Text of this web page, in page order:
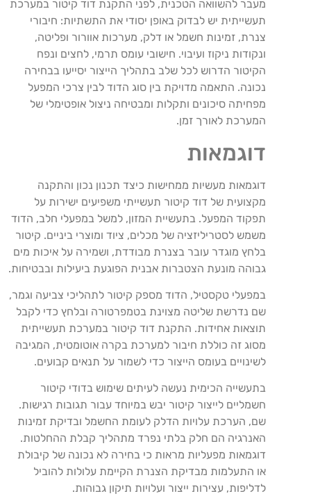
מעבר להשוואה הטכנית, לפני התקנת דוד קיטור במערכת
תעשייתית יש לבדוק באופן יסודי את התשתיות: חיבורי
צנרת, זמינות חשמל או דלק, מערכות אוורור ופליטה,
ונקודות ניקוז ועיבוי. חישובי עומס תרמי, לחצים ונפח
הקיטור הדרוש לכל שלב בתהליך הייצור יסייעו בבחירה
נכונה. התאמה מדויקת בין סוג הדוד לבין צרכי המפעל
מפחיתה סיכונים ותקלות ומבטיחה ניצול אופטימלי של
המערכת לאורך זמן.
דוגמאות
דוגמאות מעשיות ממחישות כיצד תכנון נכון והתקנה
מקצועית של דוד קיטור תעשייתי משפיעים ישירות על
תפקוד המפעל. בתעשיית המזון, למשל במפעלי חלב, הדוד
משמש לסטריליזציה של מכלים, ציוד ומוצרי ביניים. קיטור
בלחץ מוגדר עובר בצנרת מבודדת, ושמירה על איכות מים
גבוהה מונעת הצטברות אבנית הפוגעת ביעילות ובבטיחות.
במפעלי טקסטיל, הדוד מספק קיטור לתהליכי צביעה וגמר,
שם נדרשת שליטה מצוינת בטמפרטורה ובלחץ כדי לקבל
תוצאות אחידות. התקנת דוד קיטור במערכת תעשייתית
מסוג זה כוללת חיבור למערכת בקרה אוטומטית, המגיבה
לשינויים בעומס הייצור כדי לשמור על תנאים קבועים.
בתעשייה הכימית נעשה לעיתים שימוש בדודי קיטור
חשמליים לייצור קיטור יבש במיוחד עבור תגובות רגישות.
שם, הערכת עלויות הדלק לעומת החשמל ובדיקת זמינות
האנרגיה הם חלק בלתי נפרד מתהליך קבלת ההחלטות.
דוגמאות מפעליות מראות כי בחירה לא נכונה של קיבולת
או התעלמות מבדיקת הצנרת הקיימת עלולות להוביל
לדליפות, עצירות ייצור ועלויות תיקון גבוהות.